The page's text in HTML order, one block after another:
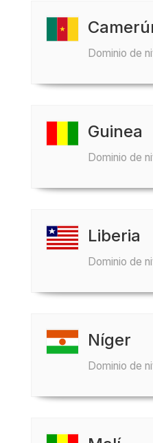
Dominio de
Guinea
Dominio de
Liberia
Dominio de
Níger
Dominio de